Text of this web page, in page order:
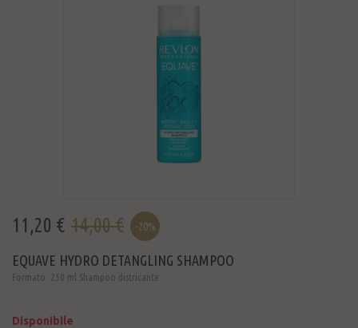
11,20 € 14,00 € -20%
EQUAVE HYDRO DETANGLING SHAMPOO
Formato: 250 ml Shampoo districante.
Disponibile